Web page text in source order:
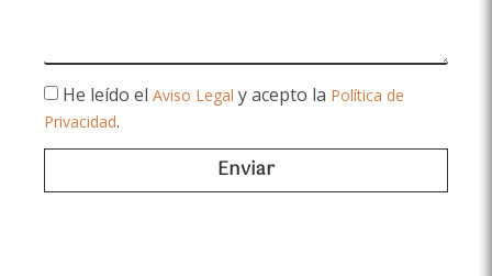
He leído el Aviso Legal y acepto la Política de
Privacidad.
Enviar